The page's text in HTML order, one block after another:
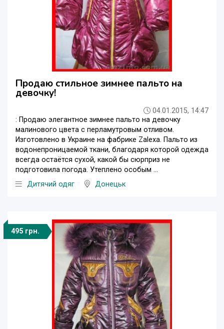
Продаю стильное зимнее пальто на
девочку!
04.01.2015, 14:47
: Продаю элегантное зимнее пальто на девочку
малинового цвета с перламутровым отливом.
Изготовлено в Украине на фабрике Zalexa. Пальто из
водонепроницаемой ткани, благодаря которой одежда
всегда остаётся сухой, какой бы сюрприз не
подготовила погода. Утеплено особым ...
Дитячий одяг
Донецьк
495 грн.